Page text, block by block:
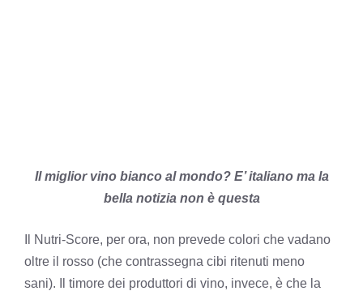
Il miglior vino bianco al mondo? E’ italiano ma la
bella notizia non è questa
Il Nutri-Score, per ora, non prevede colori che vadano
oltre il rosso (che contrassegna cibi ritenuti meno
sani). Il timore dei produttori di vino, invece, è che la